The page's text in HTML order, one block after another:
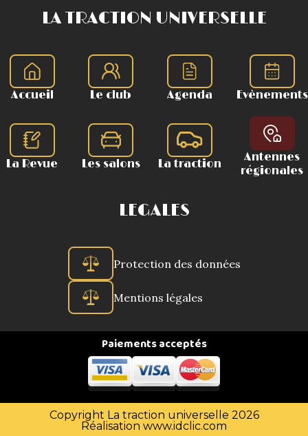
LA TRACTION UNIVERSELLE
Accueil Le club Agenda Evènements
La Revue Les salons La traction
Antennes
régionales
LEGALES
Protection des données
Mentions légales
Paiements acceptés
Copyright La traction universelle 2026
Réalisation www.idclic.com